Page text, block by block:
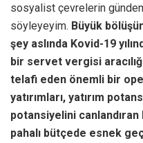
sosyalist çevrelerin
söyleyeyim. Büyük
şey aslında Kovid-19
bir servet vergisi
telafi eden önemli bir
yatırımları, yatırım
potansiyelini canlandıran
pahalı bütçede esnek